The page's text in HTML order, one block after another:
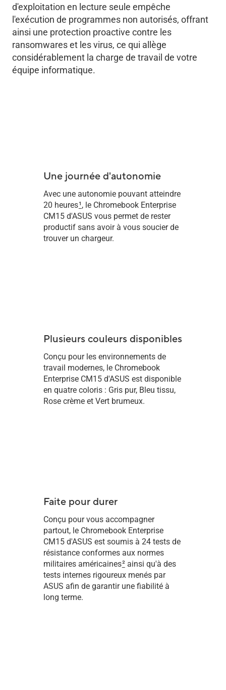
d'exploitation en lecture seule empêche
l'exécution de programmes non autorisés, offrant
ainsi une protection proactive contre les
ransomwares et les virus, ce qui allège
considérablement la charge de travail de votre
équipe informatique.
Une journée d'autonomie
Avec une autonomie pouvant atteindre
20 heures1, le Chromebook Enterprise
CM15 d'ASUS vous permet de rester
productif sans avoir à vous soucier de
trouver un chargeur.
Plusieurs couleurs disponibles
Conçu pour les environnements de
travail modernes, le Chromebook
Enterprise CM15 d'ASUS est disponible
en quatre coloris : Gris pur, Bleu tissu,
Rose crème et Vert brumeux.
Faite pour durer
Conçu pour vous accompagner
partout, le Chromebook Enterprise
CM15 d'ASUS est soumis à 24 tests de
résistance conformes aux normes
militaires américaines2ainsi qu'à des
tests internes rigoureux menés par
ASUS afin de garantir une fiabilité à
long terme.